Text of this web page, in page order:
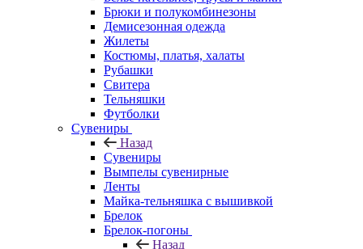
Брюки и полукомбинезоны
Демисезонная одежда
Жилеты
Костюмы, платья, халаты
Рубашки
Свитера
Тельняшки
Футболки
Сувениры
Назад
Сувениры
Вымпелы сувенирные
Ленты
Майка-тельняшка с вышивкой
Брелок
Брелок-погоны
Назад